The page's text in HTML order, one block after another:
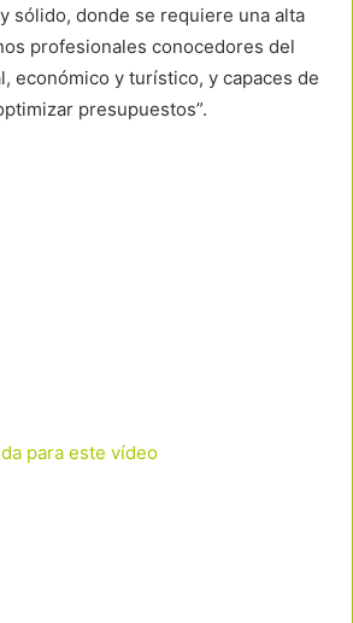
sólido, donde se requiere una alta
profesionales conocedores del
económico y turístico, y capaces de
presupuestos”.
para este vídeo